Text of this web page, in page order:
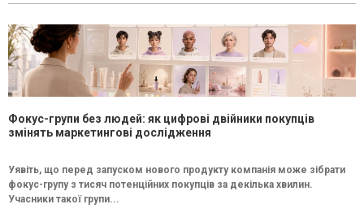
Фокус-групи без людей: як цифрові двійники покупців
змінять маркетингові дослідження
Уявіть, що перед запуском нового продукту компанія може зібрати
фокус-групу з тисяч потенційних покупців за декілька хвилин.
Учасники такої групи...